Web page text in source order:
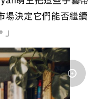
場決定它們能否繼續